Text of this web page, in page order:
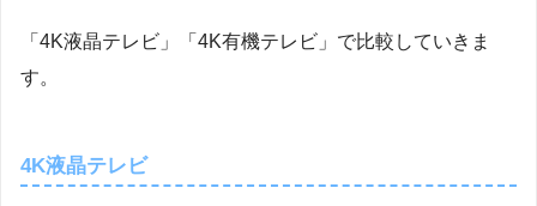
「4K液晶テレビ」「4K有機テレビ」で比較していきま
す。
4K液晶テレビ